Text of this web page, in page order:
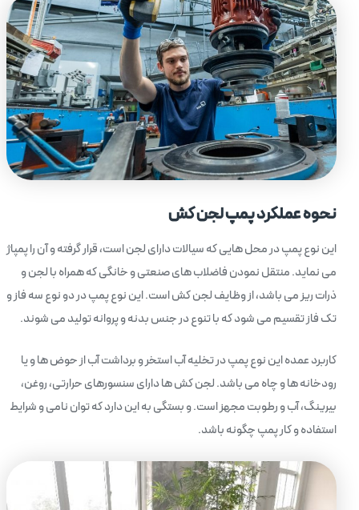
نحوه عملکرد پمپ لجن کش
این نوع پمپ در محل هایی که سیالات دارای لجن است، قرار گرفته و آن را پمپاژ
می نماید. منتقل نمودن فاضلاب های صنعتی و خانگی که همراه با لجن و
ذرات ریز می باشد، از وظایف لجن کش است. این نوع پمپ در دو نوع سه فاز و
تک فاز تقسیم می شود که با تنوع در جنس بدنه و پروانه تولید می شوند.
کاربرد عمده این نوع پمپ در تخلیه آب استخر و برداشت آب از حوض ها و یا
رودخانه ها و چاه می باشد. لجن کش ها دارای سنسورهای حرارتی، روغن،
بیرینگ، آب و رطوبت مجهز است. و بستگی به این دارد که توان نامی و شرایط
استفاده و کار پمپ چگونه باشد.